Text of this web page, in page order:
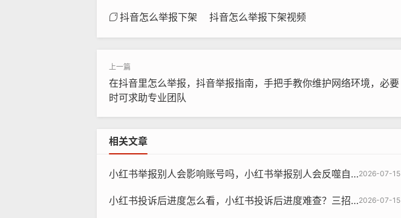
抖音怎么举报下架 抖音怎么举报下架视频
在抖音里怎么举报，抖音举报指南，手把手教你维护网络环境，必要
时可求助专业团队
相关文章
2026-07-15
小红书举报别人会影响账号吗，小红书举报别人会反噬自己的账号吗？3个真相让你清醒！
2026-07-15
小红书投诉后进度怎么看，小红书投诉后进度难查？三招教你摸清处理状态，关键时刻还能找外援